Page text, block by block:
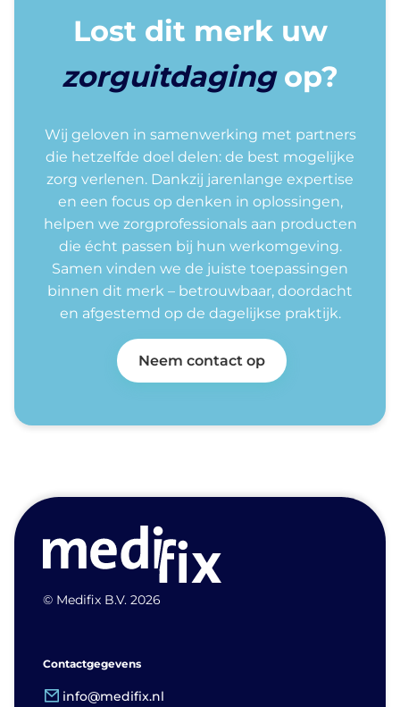
Lost dit merk uw
zorguitdagingop?
Wij geloven in samenwerking met partners
die hetzelfde doel delen: de best mogelijke
zorg verlenen. Dankzij jarenlange expertise
en een focus op denken in oplossingen,
helpen we zorgprofessionals aan producten
die écht passen bij hun werkomgeving.
Samen vinden we de juiste toepassingen
binnen dit merk – betrouwbaar, doordacht
en afgestemd op de dagelijkse praktijk.
Neem contact op
© Medifix B.V. 2026
Contactgegevens
info@medifix.nl